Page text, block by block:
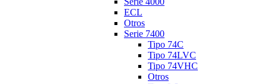
ECL
Otros
Serie 7400
Tipo 74C
Tipo 74LVC
Tipo 74VHC
Otros